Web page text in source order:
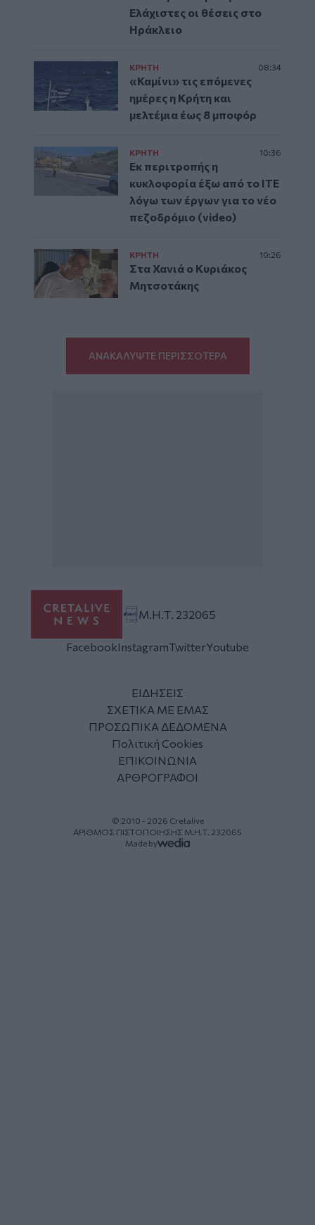
Ελάχιστες οι θέσεις στο
Ηράκλειο
ΚΡΗΤΗ 08:34
«Καμίνι» τις επόμενες
ημέρες η Κρήτη και
μελτέμια έως 8 μποφόρ
ΚΡΗΤΗ 10:36
Εκ περιτροπής η
κυκλοφορία έξω από το ΙΤΕ
λόγω των έργων για το νέο
πεζοδρόμιο (video)
ΚΡΗΤΗ 10:26
Στα Χανιά ο Κυριάκος
Μητσοτάκης
ΑΝΑΚΑΛΥΨΤΕ ΠΕΡΙΣΣΟΤΕΡΑ
Μ.Η.Τ. 232065
FacebookInstagramTwitterYoutube
ΕΙΔΗΣΕΙΣ
ΣΧΕΤΙΚΑ ΜΕ ΕΜΑΣ
ΠΡΟΣΩΠΙΚΑ ΔΕΔΟΜΕΝΑ
Πολιτική Cookies
ΕΠΙΚΟΙΝΩΝΙΑ
ΑΡΘΡΟΓΡΑΦΟΙ
© 2010 - 2026 Cretalive
ΑΡΙΘΜΟΣ ΠΙΣΤΟΠΟΙΗΣΗΣ Μ.Η.Τ. 232065
Made by